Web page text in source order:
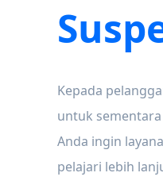
Kepada
untuk
Anda ingin
pelajari lebih